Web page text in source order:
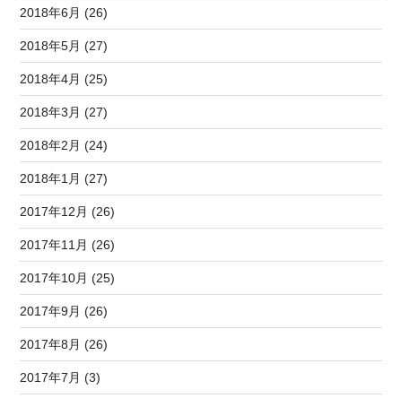
2018年6月 (26)
2018年5月 (27)
2018年4月 (25)
2018年3月 (27)
2018年2月 (24)
2018年1月 (27)
2017年12月 (26)
2017年11月 (26)
2017年10月 (25)
2017年9月 (26)
2017年8月 (26)
2017年7月 (3)